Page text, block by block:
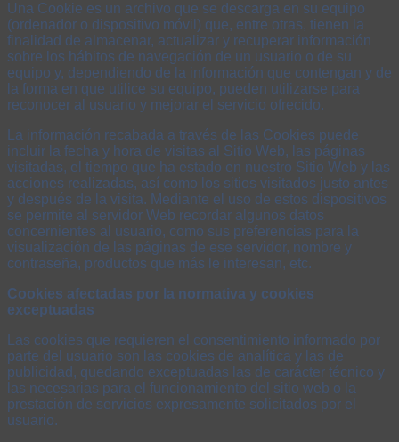
Una Cookie es un archivo que se descarga en su equipo
(ordenador o dispositivo móvil) que, entre otras, tienen la
finalidad de almacenar, actualizar y recuperar información
sobre los hábitos de navegación de un usuario o de su
equipo y, dependiendo de la información que contengan y de
la forma en que utilice su equipo, pueden utilizarse para
reconocer al usuario y mejorar el servicio ofrecido.
La información recabada a través de las Cookies puede
incluir la fecha y hora de visitas al Sitio Web, las páginas
visitadas, el tiempo que ha estado en nuestro Sitio Web y las
acciones realizadas, así como los sitios visitados justo antes
y después de la visita. Mediante el uso de estos dispositivos
se permite al servidor Web recordar algunos datos
concernientes al usuario, como sus preferencias para la
visualización de las páginas de ese servidor, nombre y
contraseña, productos que más le interesan, etc.
Cookies afectadas por la normativa y cookies
exceptuadas
Las cookies que requieren el consentimiento informado por
parte del usuario son las cookies de analítica y las de
publicidad, quedando exceptuadas las de carácter técnico y
las necesarias para el funcionamiento del sitio web o la
prestación de servicios expresamente solicitados por el
usuario.